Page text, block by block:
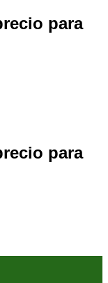
para
para